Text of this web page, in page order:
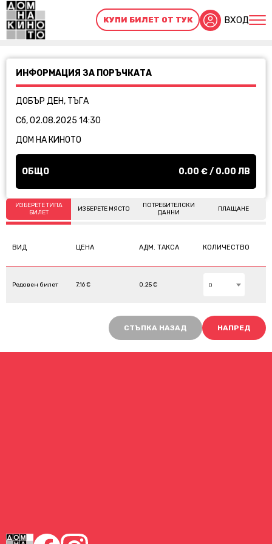
КУПИ БИЛЕТ ОТ ТУК ВХОД
ИНФОРМАЦИЯ ЗА ПОРЪЧКАТА
ДОБЪР ДЕН, ТЪГА
Сб, 02.08.2025 14:30
ДОМ НА КИНОТО
ОБЩО 0.00 € / 0.00 ЛВ
ИЗБЕРЕТЕ ТИПА
БИЛЕТ
ИЗБЕРЕТЕ МЯСТО
ПОТРЕБИТЕЛСКИ
ДАННИ
ПЛАЩАНЕ
ВИД ЦЕНА АДМ. ТАКСА КОЛИЧЕСТВО
Редовен билет 7.16 € 0.25 € 0
СТЪПКА НАЗАД НАПРЕД